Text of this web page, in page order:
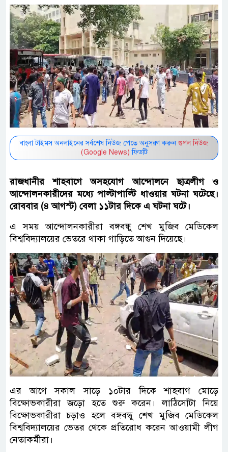
বাংলা টাইমস অনলাইনের সর্বশেষ নিউজ পেতে অনুসরণ করুন গুগল নিউজ
(Google News) ফিডটি
রাজধানীর শাহবাগে অসহযোগ আন্দোলনে ছাত্রলীগ ও
আন্দোলনকারীদের মধ্যে পাল্টাপাল্টি ধাওয়ার ঘটনা ঘটেছে।
রোববার (৪ আগস্ট) বেলা ১১টার দিকে এ ঘটনা ঘটে।
এ সময় আন্দোলনকারীরা বঙ্গবন্ধু শেখ মুজিব মেডিকেল
বিশ্ববিদ্যালয়ের ভেতরে থাকা গাড়িতে আগুন দিয়েছে।
এর আগে সকাল সাড়ে ১০টার দিকে শাহবাগ মোড়ে
বিক্ষোভকারীরা জড়ো হতে শুরু করেন। লাঠিসোঁটা নিয়ে
বিক্ষোভকারীরা চড়াও হলে বঙ্গবন্ধু শেখ মুজিব মেডিকেল
বিশ্ববিদ্যালয়ের ভেতর থেকে প্রতিরোধ করেন আওয়ামী লীগ
নেতাকর্মীরা।